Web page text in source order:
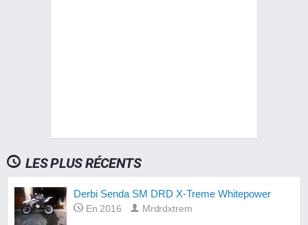
LES PLUS RÉCENTS
Derbi Senda SM DRD X-Treme Whitepower
En 2016 Mrdrdxtrem